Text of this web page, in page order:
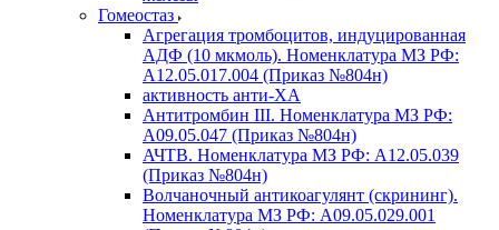
Гомеостаз
Агрегация тромбоцитов, индуцированная
АДФ (10 мкмоль). Номенклатура МЗ РФ:
A12.05.017.004 (Приказ №804н)
активность анти-ХА
Антитромбин III. Номенклатура МЗ РФ:
A09.05.047 (Приказ №804н)
АЧТВ. Номенклатура МЗ РФ: A12.05.039
(Приказ №804н)
Волчаночный антикоагулянт (скрининг).
Номенклатура МЗ РФ: A09.05.029.001